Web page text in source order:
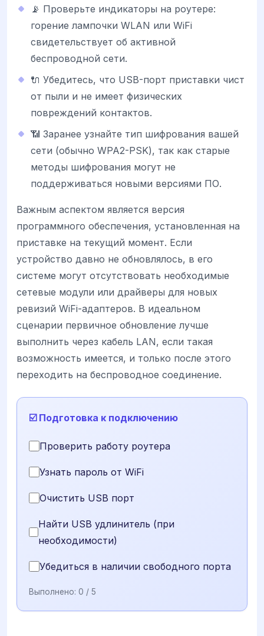
📡 Проверьте индикаторы на роутере:
горение лампочки WLAN или WiFi
свидетельствует об активной
беспроводной сети.
🔌 Убедитесь, что USB-порт приставки чист
от пыли и не имеет физических
повреждений контактов.
📶 Заранее узнайте тип шифрования вашей
сети (обычно WPA2-PSK), так как старые
методы шифрования могут не
поддерживаться новыми версиями ПО.
Важным аспектом является версия
программного обеспечения, установленная на
приставке на текущий момент. Если
устройство давно не обновлялось, в его
системе могут отсутствовать необходимые
сетевые модули или драйверы для новых
ревизий WiFi-адаптеров. В идеальном
сценарии первичное обновление лучше
выполнить через кабель LAN, если такая
возможность имеется, и только после этого
переходить на беспроводное соединение.
☑️ Подготовка к подключению
Проверить работу роутера
Узнать пароль от WiFi
Очистить USB порт
Найти USB удлинитель (при
необходимости)
Убедиться в наличии свободного порта
Выполнено: 0 / 5